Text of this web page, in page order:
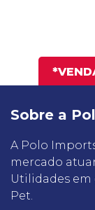
Sobre a
A Polo
mercado
Utilidades em
Pet.